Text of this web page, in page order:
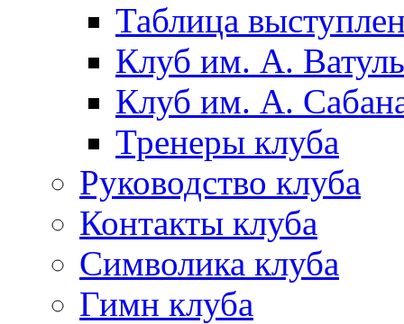
Таблица
Клуб им. А.
Клуб им. А.
Тренеры клуба
Руководство клуба
Контакты клуба
Символика клуба
Гимн клуба